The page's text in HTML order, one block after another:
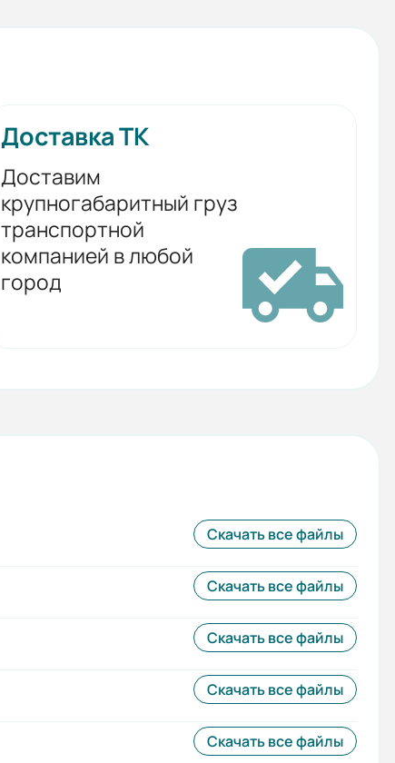
Доставка ТК
Доставим
крупногабаритный груз
транспортной
компанией в любой
город
Скачать все файлы
Скачать все файлы
Скачать все файлы
Скачать все файлы
Скачать все файлы